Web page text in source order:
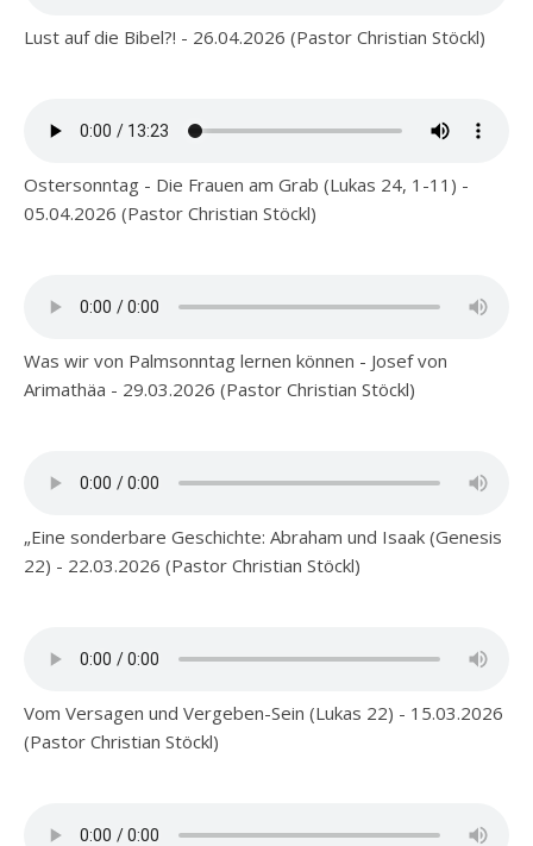
Lust auf die Bibel?! - 26.04.2026 (Pastor Christian Stöckl)
Ostersonntag - Die Frauen am Grab (Lukas 24, 1-11) -
05.04.2026 (Pastor Christian Stöckl)
Was wir von Palmsonntag lernen können - Josef von
Arimathäa - 29.03.2026 (Pastor Christian Stöckl)
„Eine sonderbare Geschichte: Abraham und Isaak (Genesis
22) - 22.03.2026 (Pastor Christian Stöckl)
Vom Versagen und Vergeben-Sein (Lukas 22) - 15.03.2026
(Pastor Christian Stöckl)